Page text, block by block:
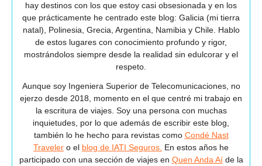
hay destinos con los que estoy casi obsesionada y en los
que prácticamente he centrado este blog: Galicia (mi tierra
natal), Polinesia, Grecia, Argentina, Namibia y Chile. Hablo
de estos lugares con conocimiento profundo y rigor,
mostrándolos siempre desde la realidad sin edulcorar y el
respeto.
Aunque soy Ingeniera Superior de Telecomunicaciones, no
ejerzo desde 2018, momento en el que centré mi trabajo en
la escritura de viajes. Soy una persona con muchas
inquietudes, por lo que además de escribir este blog,
también lo he hecho para revistas como Condé Nast
Traveler o el blog de IATI Seguros. En estos años he
participado con una sección de viajes en Quen Anda Aíde la